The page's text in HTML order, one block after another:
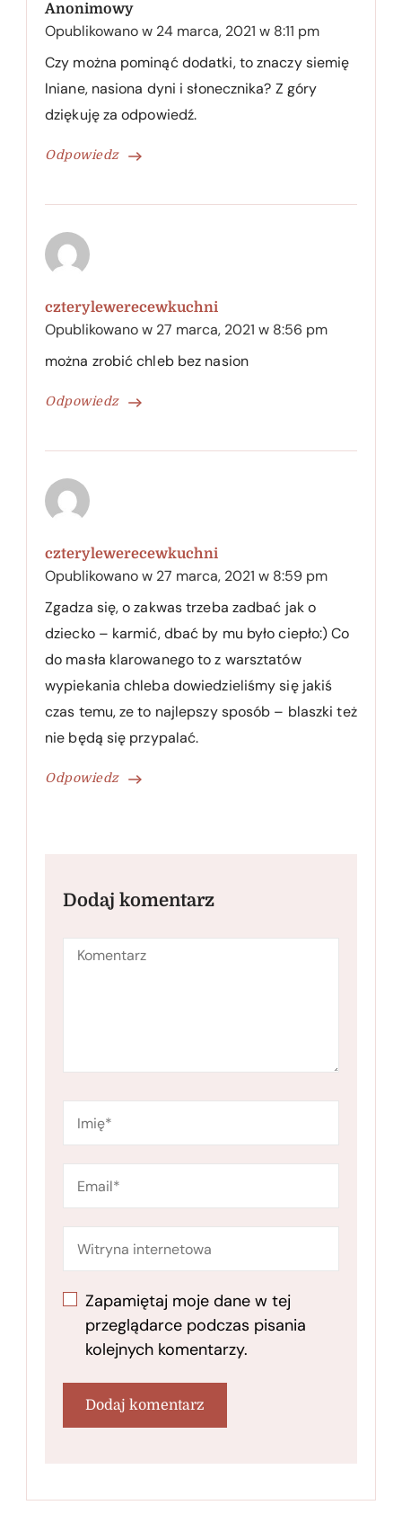
Anonimowy
Opublikowano w 24 marca, 2021 w 8:11 pm
Odpowiedz
Czy można pominąć dodatki, to znaczy siemię
lniane, nasiona dyni i słonecznika? Z góry
dziękuję za odpowiedź.
czterylewerecewkuchni
Opublikowano w 27 marca, 2021 w 8:56 pm
Odpowiedz
można zrobić chleb bez nasion
czterylewerecewkuchni
Opublikowano w 27 marca, 2021 w 8:59 pm
Odpowiedz
Zgadza się, o zakwas trzeba zadbać jak o
dziecko – karmić, dbać by mu było ciepło:) Co
do masła klarowanego to z warsztatów
wypiekania chleba dowiedzieliśmy się jakiś
czas temu, ze to najlepszy sposób – blaszki też
nie będą się przypalać.
Dodaj komentarz
Zapamiętaj moje dane w tej
przeglądarce podczas pisania
kolejnych komentarzy.